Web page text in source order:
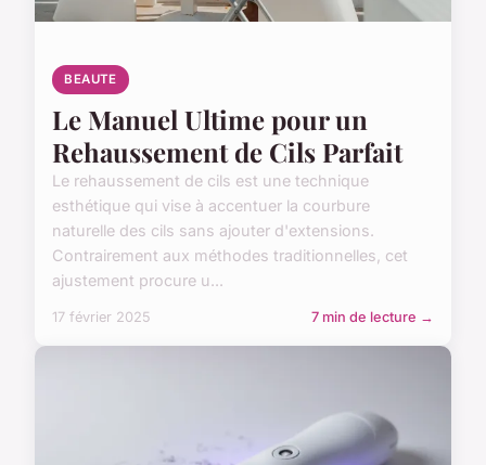
BEAUTE
Le Manuel Ultime pour un
Rehaussement de Cils Parfait
Le rehaussement de cils est une technique
esthétique qui vise à accentuer la courbure
naturelle des cils sans ajouter d'extensions.
Contrairement aux méthodes traditionnelles, cet
ajustement procure u...
17 février 2025 7 min de lecture →